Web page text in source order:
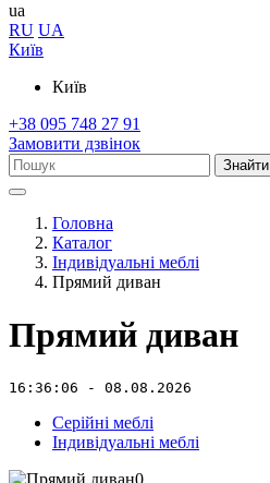
ua
RU UA
Київ
Київ
+38 095 748 27 91
Замовити дзвінок
Знайти
Головна
Каталог
Індивідуальні меблі
Прямий диван
Прямий диван
16:36:06 - 08.08.2026
Серійні меблі
Індивідуальні меблі